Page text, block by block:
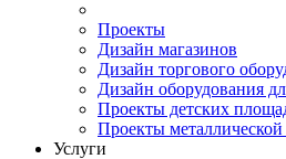
Проекты
Дизайн магазинов
Дизайн торгового
Дизайн оборудования
Проекты детских
Проекты металлической
Услуги